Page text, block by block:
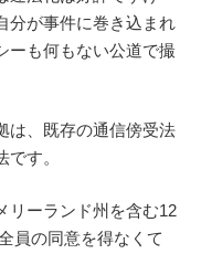
分が事件に巻き込まれ
ーも何もない公道で撮
は、既存の通信傍受法
す。
リーランド州を含む12
員の同意を得なくて